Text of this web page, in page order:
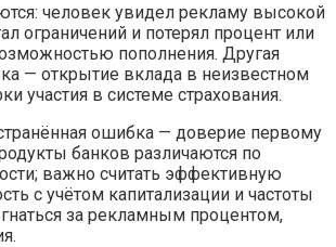
человек увидел рекламу высокой
ограничений и потерял процент или
пополнения. Другая
— открытие вклада в неизвестном
участия в системе страхования.
ошибка — доверие первому
банков различаются по
важно считать эффективную
с учётом капитализации и частоты
за рекламным процентом,